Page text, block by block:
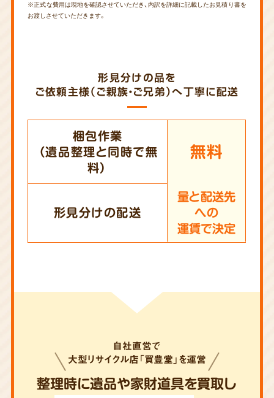
※正式な費用は現地を確認させていただき、内訳を詳細に記載したお見積り書を
お渡しさせていただきます。
形見分けの品を
ご依頼主様（ご親族・ご兄弟）へ丁寧に配送
梱包作業
（遺品整理と同時で無
料）
無料
形見分けの配送
量と配送先
への
運賃で決定
整理時に遺品や家財道具を買取し
自社直営で
大型リサイクル店「買豊堂」を運営